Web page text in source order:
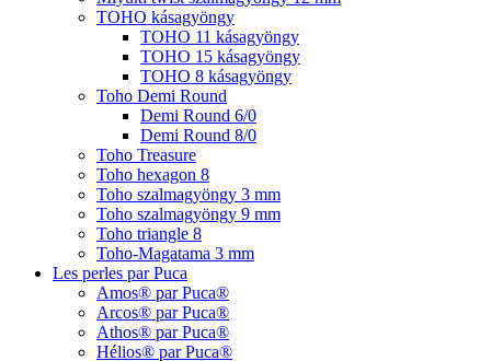
TOHO kásagyöngy
TOHO 11 kásagyöngy
TOHO 15 kásagyöngy
TOHO 8 kásagyöngy
Toho Demi Round
Demi Round 6/0
Demi Round 8/0
Toho Treasure
Toho hexagon 8
Toho szalmagyöngy 3 mm
Toho szalmagyöngy 9 mm
Toho triangle 8
Toho-Magatama 3 mm
Les perles par Puca
Amos® par Puca®
Arcos® par Puca®
Athos® par Puca®
Hélios® par Puca®